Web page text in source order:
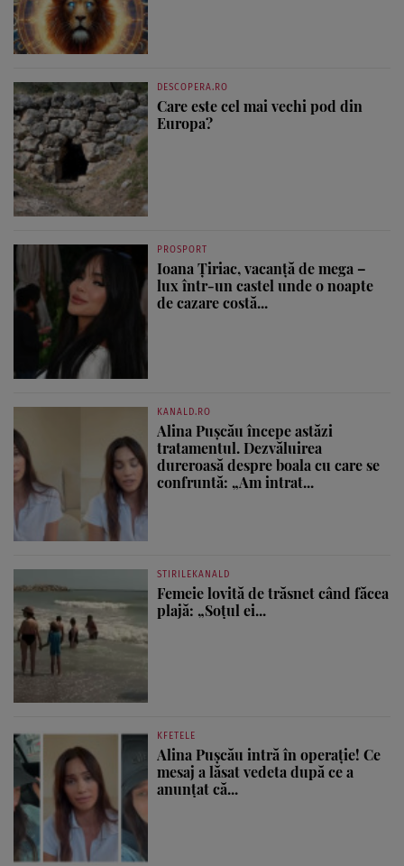
DESCOPERA.RO
Care este cel mai vechi pod din
Europa?
PROSPORT
Ioana Țiriac, vacanță de mega –
lux într-un castel unde o noapte
de cazare costă...
KANALD.RO
Alina Pușcău începe astăzi
tratamentul. Dezvăluirea
dureroasă despre boala cu care se
confruntă: „Am intrat...
STIRILEKANALD
Femeie lovită de trăsnet când făcea
plajă: „Soțul ei...
KFETELE
Alina Pușcău intră în operație! Ce
mesaj a lăsat vedeta după ce a
anunțat că...